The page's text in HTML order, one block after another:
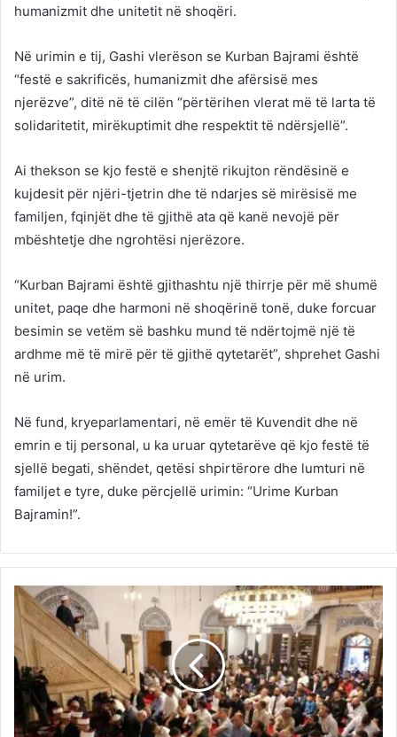
humanizmit dhe unitetit në shoqëri.
Në urimin e tij, Gashi vlerëson se Kurban Bajrami është
“festë e sakrificës, humanizmit dhe afërsisë mes
njerëzve”, ditë në të cilën “përtërihen vlerat më të larta të
solidaritetit, mirëkuptimit dhe respektit të ndërsjellë”.
Ai thekson se kjo festë e shenjtë rikujton rëndësinë e
kujdesit për njëri-tjetrin dhe të ndarjes së mirësisë me
familjen, fqinjët dhe të gjithë ata që kanë nevojë për
mbështetje dhe ngrohtësi njerëzore.
“Kurban Bajrami është gjithashtu një thirrje për më shumë
unitet, paqe dhe harmoni në shoqërinë tonë, duke forcuar
besimin se vetëm së bashku mund të ndërtojmë një të
ardhme më të mirë për të gjithë qytetarët”, shprehet Gashi
në urim.
Në fund, kryeparlamentari, në emër të Kuvendit dhe në
emrin e tij personal, u ka uruar qytetarëve që kjo festë të
sjellë begati, shëndet, qetësi shpirtërore dhe lumturi në
familjet e tyre, duke përcjellë urimin: “Urime Kurban
Bajramin!”.